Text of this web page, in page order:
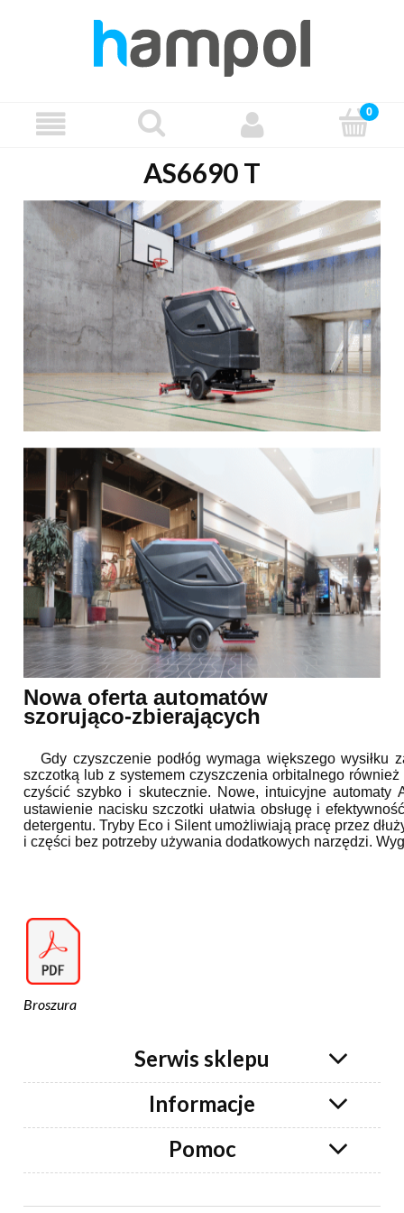
AS6690 T
Nowa oferta automatów
szorująco-zbierających
Gdy czyszczenie podłóg wymaga większego wysiłku
szczotką lub z systemem czyszczenia orbitalnego
czyścić szybko i skutecznie. Nowe, intuicyjne
ustawienie nacisku szczotki ułatwia obsługę i
detergentu. Tryby Eco i Silent umożliwiają pracę przez
i części bez potrzeby używania dodatkowych narzędzi.
Broszura
Serwis sklepu
Informacje
Pomoc